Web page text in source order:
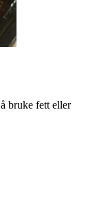
bruke fett eller